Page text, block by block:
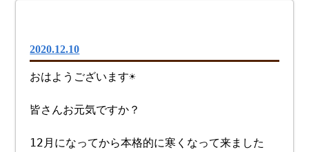
2020.12.10
おはようございます☀︎
皆さんお元気ですか？
12月になってから本格的に寒くなって来ました